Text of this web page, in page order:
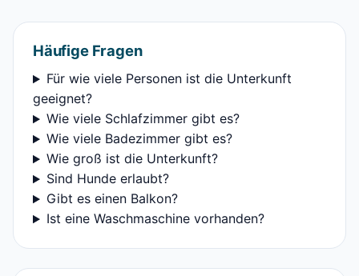
Häufige Fragen
Für wie viele Personen ist die Unterkunft
geeignet?
Wie viele Schlafzimmer gibt es?
Wie viele Badezimmer gibt es?
Wie groß ist die Unterkunft?
Sind Hunde erlaubt?
Gibt es einen Balkon?
Ist eine Waschmaschine vorhanden?